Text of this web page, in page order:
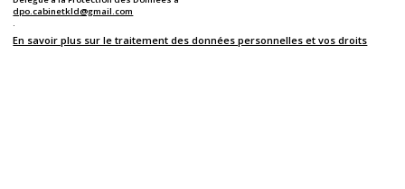
dpo.cabinetkld@gmail.com
.
En savoir plus sur le traitement des données personnelles et vos droits